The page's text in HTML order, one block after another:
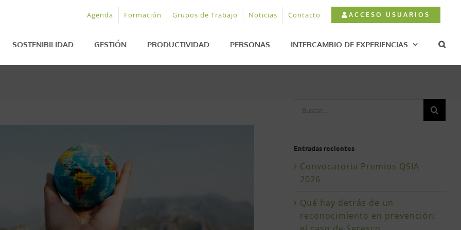
Agenda Formación Grupos de Trabajo Noticias Contacto ACCESO USUARIOS
SOSTENIBILIDAD GESTIÓN PRODUCTIVIDAD PERSONAS INTERCAMBIO DE EXPERIENCIAS
Entradas recientes
Convocatoria Premios QSIA
2026
Qué hay detrás de un
reconocimiento en prevención: